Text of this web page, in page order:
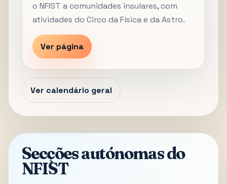
o NFIST a comunidades insulares, com
atividades do Circo da Física e da Astro.
Ver página
Ver calendário geral
Secções autónomas do
NFIST